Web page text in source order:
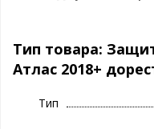
Сетка на радиатор Джили
защитит ваш автомобиль
выглядит просто отлично!
сегодня.
Тип товара:
Атлас 2018+
Тип